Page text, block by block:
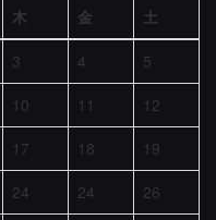
木 金 土
3 4
5
10 11
12
17 18
19
24 24
26